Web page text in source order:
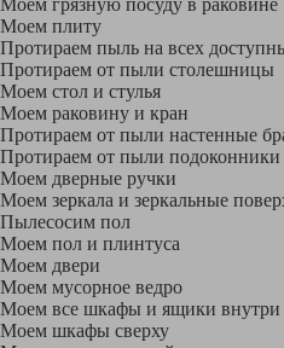
Моем грязную посуду в раковине
Моем плиту
Протираем пыль на всех
Протираем от пыли столешницы
Моем стол и стулья
Моем раковину и кран
Протираем от пыли настенные
Протираем от пыли подоконники
Моем дверные ручки
Моем зеркала и зеркальные
Пылесосим пол
Моем пол и плинтуса
Моем двери
Моем мусорное ведро
Моем все шкафы и ящики внутри
Моем шкафы сверху